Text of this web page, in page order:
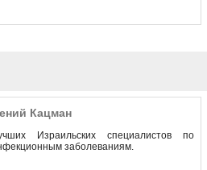
Кацман
Израильских специалистов по
заболеваниям.